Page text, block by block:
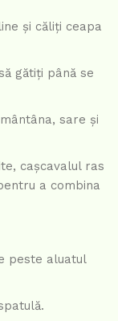
și căliți ceapa
gătiți până se
sare și
cașcavalul ras
a combina
peste aluatul